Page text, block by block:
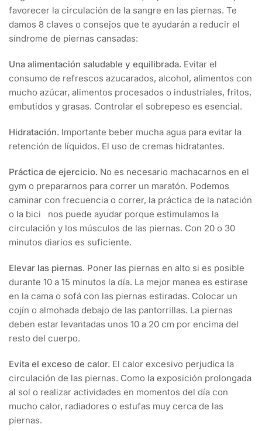
favorecer la circulación de la sangre en las piernas. Te
damos 8 claves o consejos que te ayudarán a reducir el
síndrome de piernas cansadas:
Una alimentación saludable y equilibrada. Evitar el
consumo de refrescos azucarados, alcohol, alimentos con
mucho azúcar, alimentos procesados o industriales, fritos,
embutidos y grasas. Controlar el sobrepeso es esencial.
Hidratación. Importante beber mucha agua para evitar la
retención de líquidos. El uso de cremas hidratantes.
Práctica de ejercicio. No es necesario machacarnos en el
gym o prepararnos para correr un maratón. Podemos
caminar con frecuencia o correr, la práctica de la natación
o la bici nos puede ayudar porque estimulamos la
circulación y los músculos de las piernas. Con 20 o 30
minutos diarios es suficiente.
Elevar las piernas. Poner las piernas en alto si es posible
durante 10 a 15 minutos la día. La mejor manea es estirase
en la cama o sofá con las piernas estiradas. Colocar un
cojín o almohada debajo de las pantorrillas. La piernas
deben estar levantadas unos 10 a 20 cm por encima del
resto del cuerpo.
Evita el exceso de calor. El calor excesivo perjudica la
circulación de las piernas. Como la exposición prolongada
al sol o realizar actividades en momentos del día con
mucho calor, radiadores o estufas muy cerca de las
piernas.